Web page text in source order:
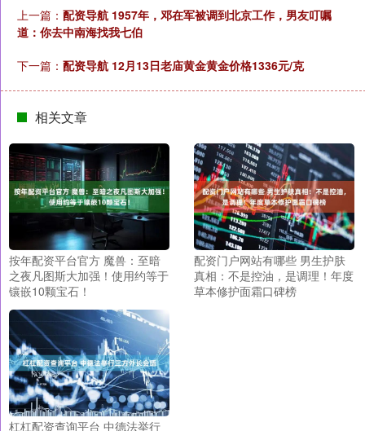
上一篇： 配资导航 1957年，邓在军被调到北京工作，男友叮嘱
道：你去中南海找我七伯
下一篇： 配资导航 12月13日老庙黄金黄金价格1336元/克
相关文章
按年配资平台官方 魔兽：至暗
之夜凡图斯大加强！使用约等于
镶嵌10颗宝石！
配资门户网站有哪些 男生护肤
真相：不是控油，是调理！年度
草本修护面霜口碑榜
杠杠配资查询平台 中德法举行